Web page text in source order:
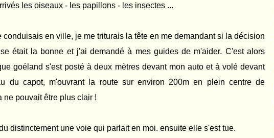
les oiseaux - les papillons - les insectes ...
conduisais en ville, je me triturais la tête en me demandant si la décision
était la bonne et j'ai demandé à mes guides de m'aider. C'est alors
goéland s'est posté à deux mètres devant mon auto et à volé devant
du capot, m'ouvrant la route sur environ 200m en plein centre de
ne pouvait être plus clair !
distinctement une voie qui parlait en moi. ensuite elle s'est tue.